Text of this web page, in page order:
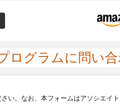
ログラムに問い
い。なお、本フォームはアソシエイ